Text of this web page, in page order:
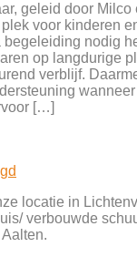
geleid door Milco
voor kinderen
nodig
op langdurige
verblijf.
[…]
locatie in
verbouwde